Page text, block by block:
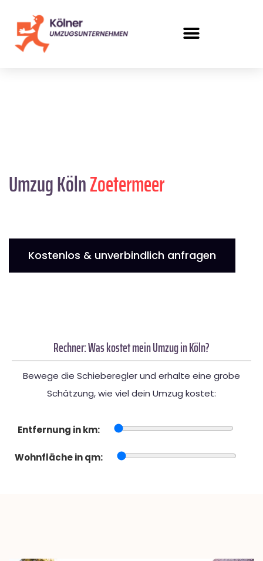
Umzug KölnZoetermeer
Kostenlos & unverbindlich anfragen
Rechner: Was kostet mein Umzug in Köln?
Bewege die Schieberegler und erhalte eine grobe
Schätzung, wie viel dein Umzug kostet:
Entfernung in km:
Wohnfläche in qm: